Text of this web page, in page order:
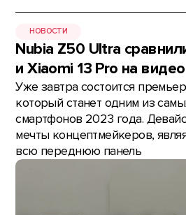
НОВОСТИ
Nubia Z50 Ultra
и Xiaomi 13 Pro на видео
Уже завтра состоится
который станет одним из
смартфонов 2023 года.
мечты концептмейкеров,
всю переднюю панель